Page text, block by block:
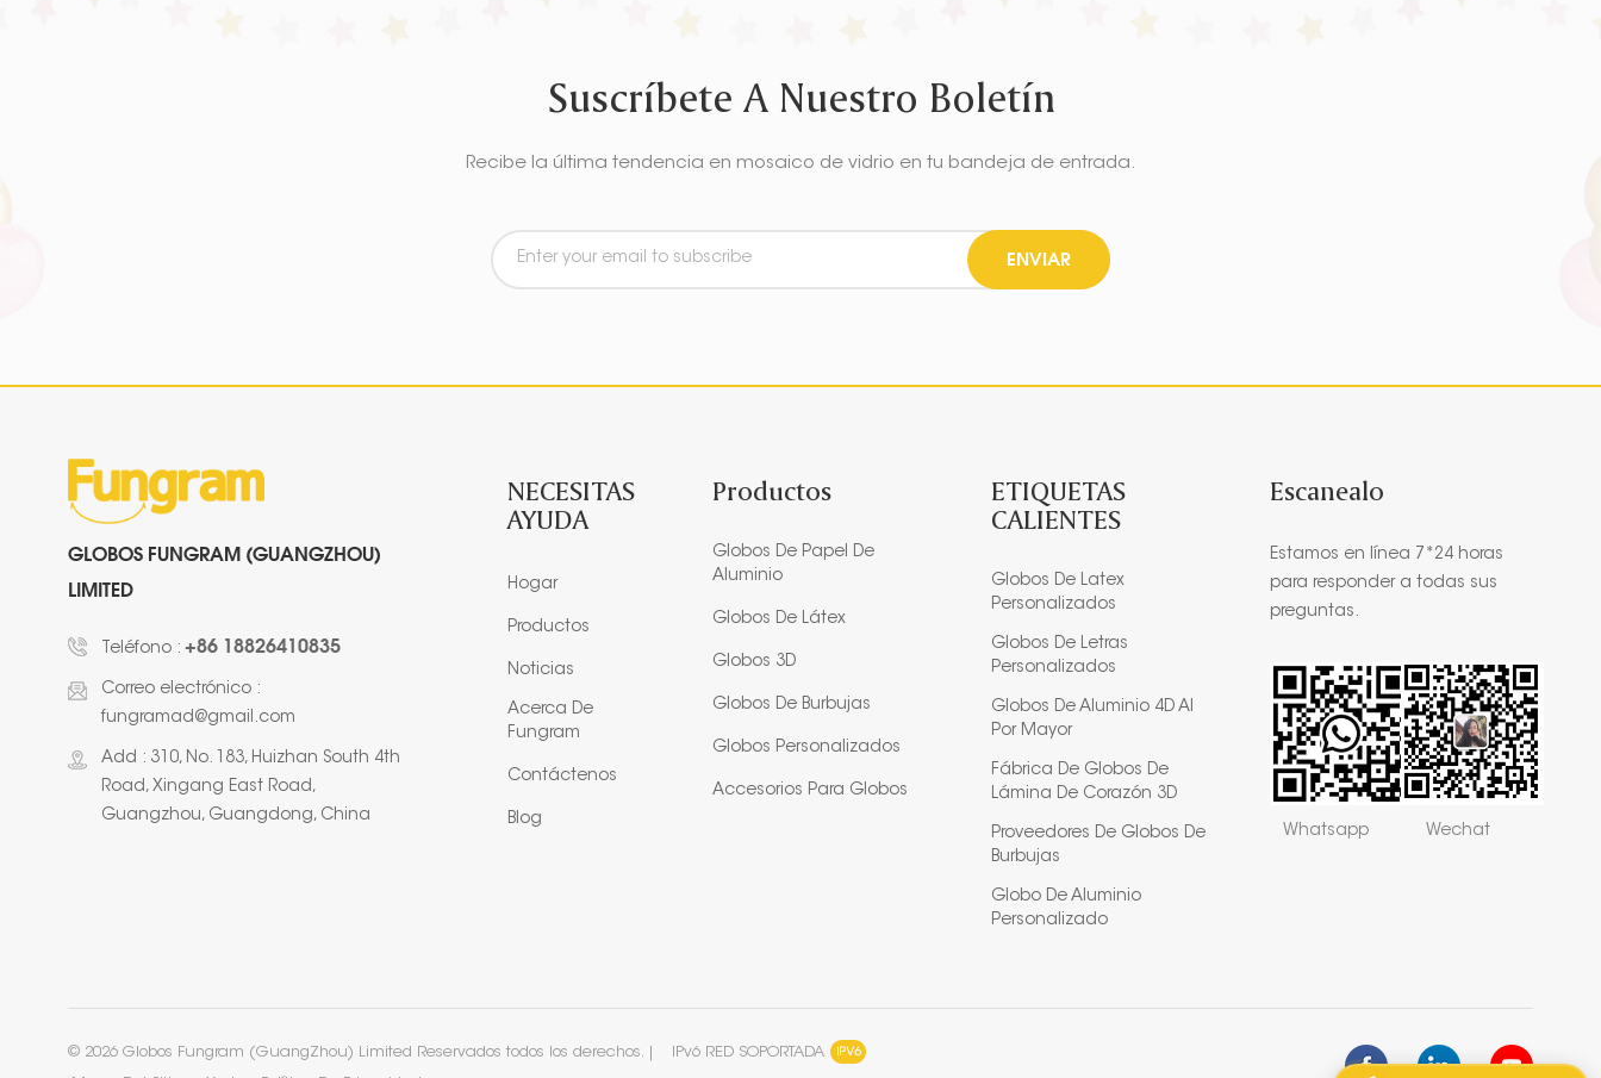
Suscríbete A Nuestro Boletín
Recibe la última tendencia en mosaico de vidrio en tu bandeja de entrada.
ENVIAR
GLOBOS FUNGRAM (GUANGZHOU)
LIMITED
Teléfono : +86 18826410835
Correo electrónico :
fungramad@gmail.com
Add : 310, No. 183, Huizhan South 4th
Road, Xingang East Road,
Guangzhou, Guangdong, China
NECESITAS
AYUDA
Hogar
Productos
Noticias
Acerca De
Fungram
Contáctenos
Blog
Productos
Globos De Papel De
Aluminio
Globos De Látex
Globos 3D
Globos De Burbujas
Globos Personalizados
Accesorios Para Globos
ETIQUETAS
CALIENTES
Globos De Latex
Personalizados
Globos De Letras
Personalizados
Globos De Aluminio 4D Al
Por Mayor
Fábrica De Globos De
Lámina De Corazón 3D
Proveedores De Globos De
Burbujas
Globo De Aluminio
Personalizado
Escanealo
Estamos en línea 7*24 horas
para responder a todas sus
preguntas.
Whatsapp Wechat
© 2026 Globos Fungram (GuangZhou) Limited Reservados todos los derechos. |
IPv6 RED SOPORTADA